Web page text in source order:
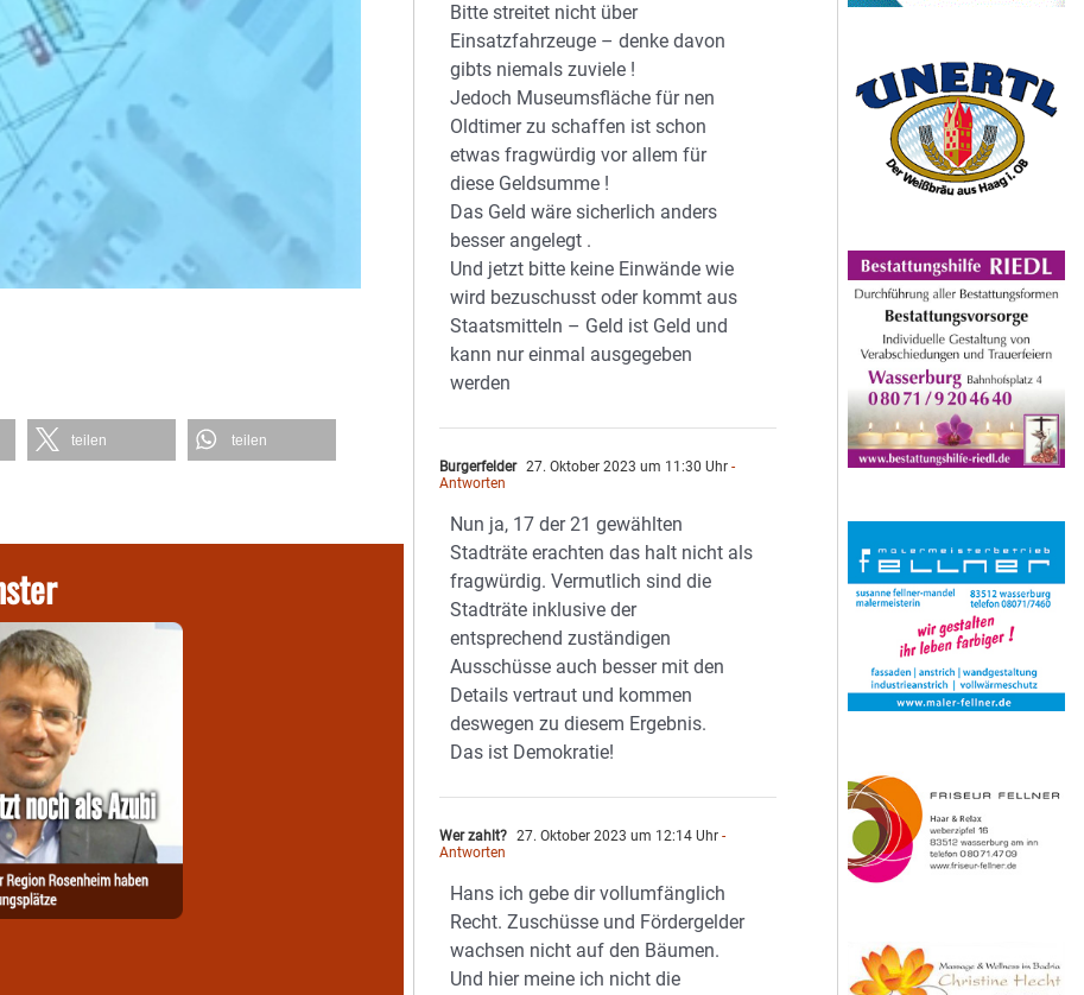
teilen teilen
Bitte streitet nicht über
Einsatzfahrzeuge – denke davon
gibts niemals zuviele !
Jedoch Museumsfläche für nen
Oldtimer zu schaffen ist schon
etwas fragwürdig vor allem für
diese Geldsumme !
Das Geld wäre sicherlich anders
besser angelegt .
Und jetzt bitte keine Einwände wie
wird bezuschusst oder kommt aus
Staatsmitteln – Geld ist Geld und
kann nur einmal ausgegeben
werden
Burgerfelder 27. Oktober 2023 um 11:30 Uhr -
Antworten
Nun ja, 17 der 21 gewählten
Stadträte erachten das halt nicht als
fragwürdig. Vermutlich sind die
Stadträte inklusive der
entsprechend zuständigen
Ausschüsse auch besser mit den
Details vertraut und kommen
deswegen zu diesem Ergebnis.
Das ist Demokratie!
Wer zahlt? 27. Oktober 2023 um 12:14 Uhr -
Antworten
Hans ich gebe dir vollumfänglich
Recht. Zuschüsse und Fördergelder
wachsen nicht auf den Bäumen.
Und hier meine ich nicht die